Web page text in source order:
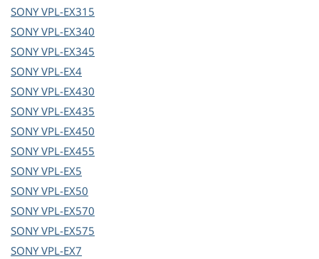
SONYVPL-EX315
SONYVPL-EX340
SONYVPL-EX345
SONYVPL-EX4
SONYVPL-EX430
SONYVPL-EX435
SONYVPL-EX450
SONYVPL-EX455
SONYVPL-EX5
SONYVPL-EX50
SONYVPL-EX570
SONYVPL-EX575
SONYVPL-EX7